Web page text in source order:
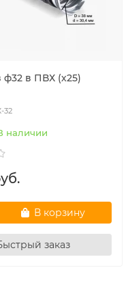
ф32 в ПВХ (х25)
32
наличии
В корзину
заказ